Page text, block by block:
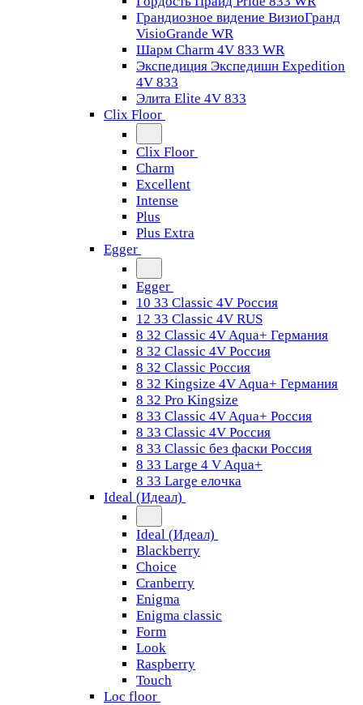
Грандиозное видение ВизиоГранд
VisioGrande WR
Шарм Charm 4V 833 WR
Экспедиция Экспедишн Expedition
4V 833
Элита Elite 4V 833
Clix Floor
Clix Floor
Charm
Excellent
Intense
Plus
Plus Extra
Egger
Egger
10 33 Classic 4V Россия
12 33 Classic 4V RUS
8 32 Classic 4V Aqua+ Германия
8 32 Classic 4V Россия
8 32 Classic Россия
8 32 Kingsize 4V Aqua+ Германия
8 32 Pro Kingsize
8 33 Classic 4V Aqua+ Россия
8 33 Classic 4V Россия
8 33 Classic без фаски Россия
8 33 Large 4 V Aqua+
8 33 Large елочка
Ideal (Идеал)
Ideal (Идеал)
Blackberry
Choice
Cranberry
Enigma
Enigma classic
Form
Look
Raspberry
Touch
Loc floor